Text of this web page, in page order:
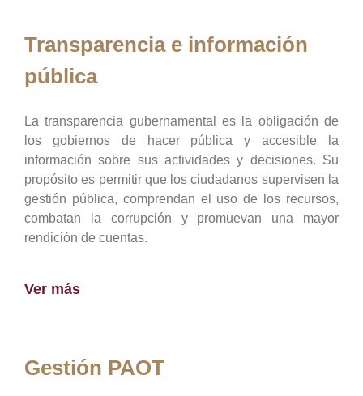
Transparencia e información
pública
La transparencia gubernamental es la obligación de
los gobiernos de hacer pública y accesible la
información sobre sus actividades y decisiones. Su
propósito es permitir que los ciudadanos supervisen la
gestión pública, comprendan el uso de los recursos,
combatan la corrupción y promuevan una mayor
rendición de cuentas.
Ver más
Gestión PAOT